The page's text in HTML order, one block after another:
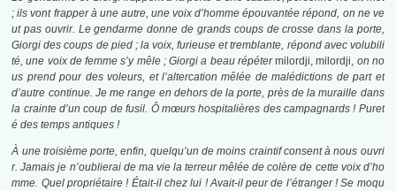
; ils vont frapper à une autre, une voix d’homme épouvantée répond, on ne ve
ut pas ouvrir. Le gendarme donne de grands coups de crosse dans la porte,
Giorgi des coups de pied ; la voix, furieuse et tremblante, répond avec volubili
té, une voix de femme s’y mêle ; Giorgi a beau répétermilordji, milordji, on no
us prend pour des voleurs, et l’altercation mêlée de malédictions de part et
d’autre continue. Je me range en dehors de la porte, près de la muraille dans
la crainte d’un coup de fusil. Ô mœurs hospitalières des campagnards ! Puret
é des temps antiques !
À une troisième porte, enfin, quelqu’un de moins craintif consent à nous ouvri
r. Jamais je n’oublierai de ma vie la terreur mêlée de colère de cette voix d’ho
mme. Quel propriétaire ! Était-il chez lui ! Avait-il peur de l’étranger ! Se moqu